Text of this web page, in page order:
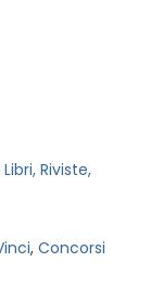
Riviste,
, Concorsi